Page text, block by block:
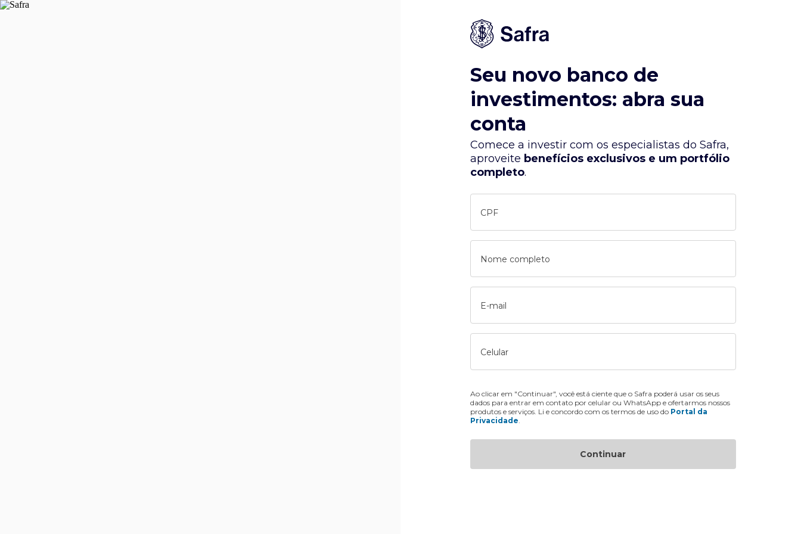
Seu novo banco de
investimentos: abra sua
conta
Comece a investir com os especialistas do Safra,
aproveite benefícios exclusivos e um portfólio
completo.
CPF
Nome completo
E-mail
Celular
Ao clicar em "Continuar", você está ciente que o Safra poderá usar os seus
dados para entrar em contato por celular ou WhatsApp e ofertarmos nossos
produtos e serviços. Li e concordo com os termos de uso do Portal da
Privacidade
Continuar